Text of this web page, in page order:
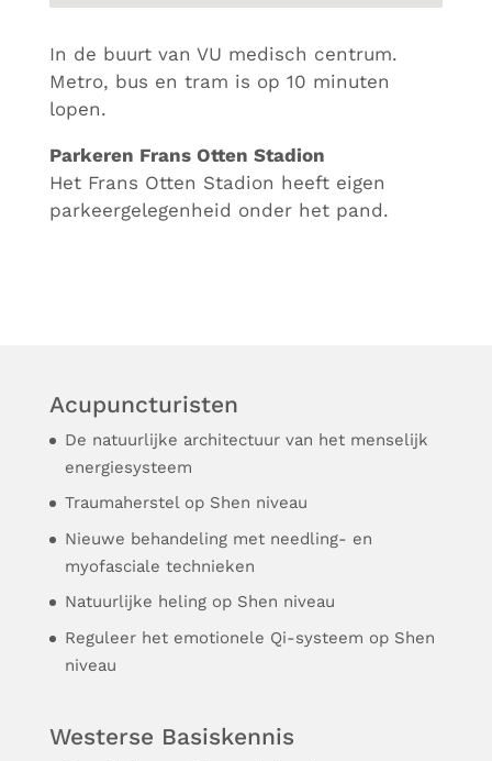
In de buurt van VU medisch centrum.
Metro, bus en tram is op 10 minuten
lopen.
Parkeren Frans Otten Stadion
Het Frans Otten Stadion heeft eigen
parkeergelegenheid onder het pand.
Acupuncturisten
De natuurlijke architectuur van het menselijk
energiesysteem
Traumaherstel op Shen niveau
Nieuwe behandeling met needling- en
myofasciale technieken
Natuurlijke heling op Shen niveau
Reguleer het emotionele Qi-systeem op Shen
niveau
Westerse Basiskennis